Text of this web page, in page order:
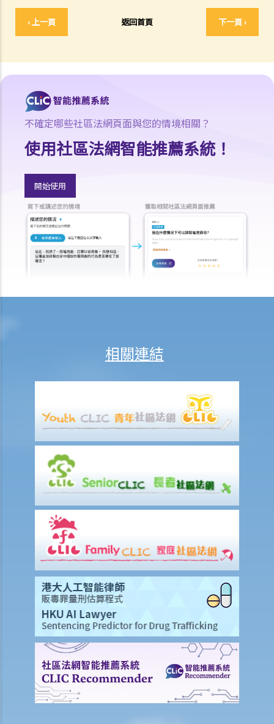
‹ 上一頁 返回首頁 下一頁 ›
2. 在離婚呈請中，其中一方已被法庭命令為另一方支付附屬濟助。如果
支付方後來發現接受方在結婚時已在內地和其他人合法結婚，支付方是
否可以(a)根據新證據撤銷判決，(b)請求法庭宣告婚姻因重婚而無效，以
I. 同居
A. 香港不接納「事實婚姻」
B. 遺產分配
C. 保障同居伴侶免受暴力對待
D. 父母的權利
1. 婚前協議和同居協議有甚麼區別？
2. 我的伴侶是香港居民，而我不是香港居民。我們一起生活了一年，但
未婚。我們的孩子也能獲得香港永久居留權嗎？
3. 如果我在與伴侶同居時對其居所或所在社區造成損毀，我是否需要承
擔任何責任？
J. 變性人的婚姻
政府更新婚姻狀況為離婚？
L. 假結婚
1. 假結婚可以被起訴那些刑事罪行以及刑罰是甚麼？
2. 如何證明一段婚姻是假結婚？
3. 如果我涉及假結婚，這是否自動意味著婚姻為無效？
M. 婚姻狀況記錄
N. 常見問題
1. 在香港結婚有年齡限制嗎？
2. 我的妻子是澳洲人。我想她來香港與我同住。我要怎樣做？
3. 我幾年前在內地結婚，但後來丈夫離開了我，不知所蹤。我現在想在
香港再結婚了，我有可能干犯重婚罪嗎？
4. 我懷疑妻子紅杏出牆，我可否藉此理由離婚？
5. 我是一名女性，與男朋友同居，並不打算結婚。我們在法律上的保障
會較少嗎？
6. 我快將要結婚了。我的父親很富有，他不大相信我的未婚夫，建議我
與未婚夫訂立婚姻協議書。甚麼是婚姻協議書？
7. 婚姻協議具法律效力嗎？
父母權利和義務
1. 父親對非婚生子女有父母權利嗎？如果非婚生子女在出生登記時未有
註冊父親名字，該名父親其後是否可以行使父母權利？需要子女的母親
不確定哪些社區法網頁面與您的情境相關？
使用社區法網智能推薦系統！
開始使用
相關連結